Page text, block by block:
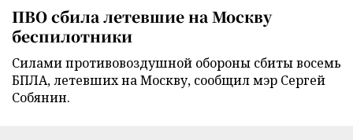
ПВО сбила летевшие на Москву
беспилотники
Силами противовоздушной обороны сбиты восемь
БПЛА, летевших на Москву, сообщил мэр Сергей
Собянин.